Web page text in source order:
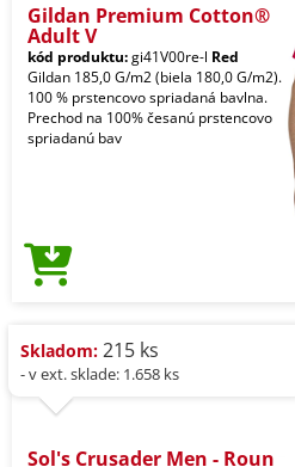
Gildan Premium Cotton®
Adult V
kód produktu:gi41V00re-l Red
Gildan 185,0 G/m2 (biela 180,0 G/m2).
100 % prstencovo spriadaná bavlna.
Prechod na 100% česanú prstencovo
spriadanú bav
Skladom: 215 ks
- v ext. sklade: 1.658 ks
Sol's Crusader Men - Roun